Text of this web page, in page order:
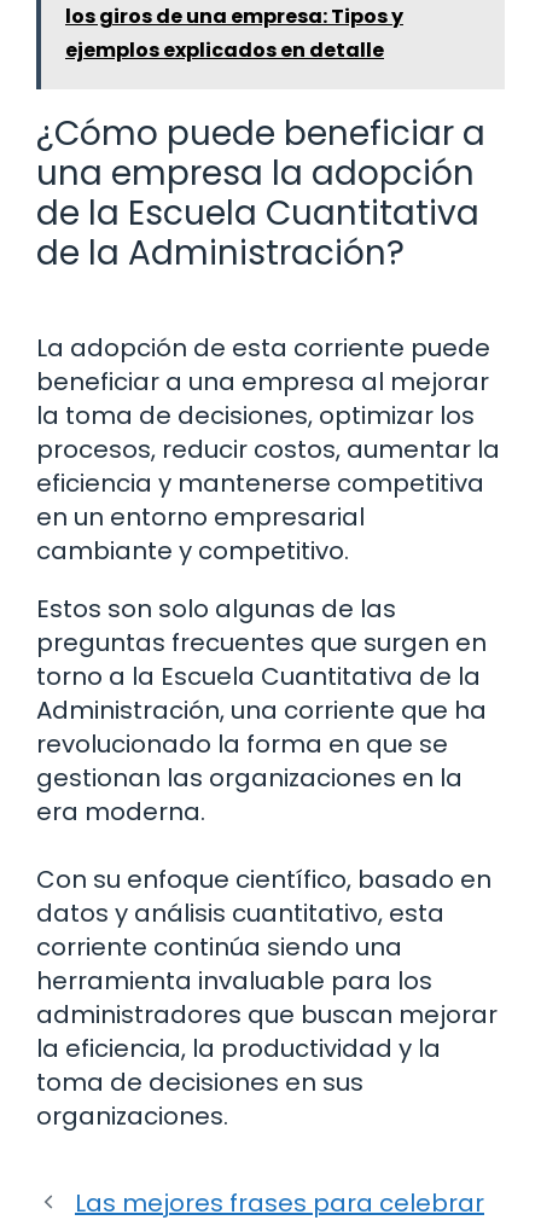
los giros de una empresa: Tipos y
ejemplos explicados en detalle
¿Cómo puede beneficiar a
una empresa la adopción
de la Escuela Cuantitativa
de la Administración?
La adopción de esta corriente puede
beneficiar a una empresa al mejorar
la toma de decisiones, optimizar los
procesos, reducir costos, aumentar la
eficiencia y mantenerse competitiva
en un entorno empresarial
cambiante y competitivo.
Estos son solo algunas de las
preguntas frecuentes que surgen en
torno a la Escuela Cuantitativa de la
Administración, una corriente que ha
revolucionado la forma en que se
gestionan las organizaciones en la
era moderna.
Con su enfoque científico, basado en
datos y análisis cuantitativo, esta
corriente continúa siendo una
herramienta invaluable para los
administradores que buscan mejorar
la eficiencia, la productividad y la
toma de decisiones en sus
organizaciones.
Las mejores frases para celebrar